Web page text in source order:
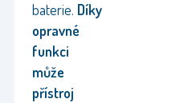
baterie. Díky
opravné
funkci
může
přístroj